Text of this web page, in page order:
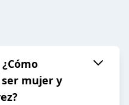
mujer y